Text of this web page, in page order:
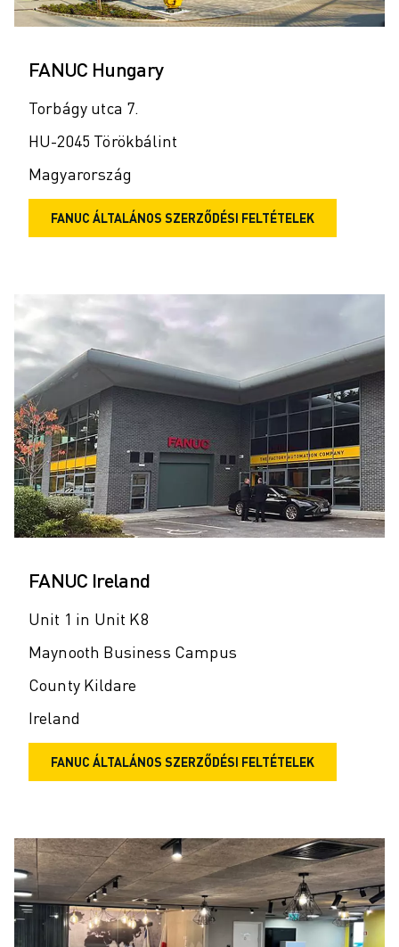
FANUC Hungary
Torbágy utca 7.
HU-2045 Törökbálint
Magyarország
FANUC ÁLTALÁNOS SZERZŐDÉSI FELTÉTELEK
FANUC Ireland
Unit 1 in Unit K8
Maynooth Business Campus
County Kildare
Ireland
FANUC ÁLTALÁNOS SZERZŐDÉSI FELTÉTELEK